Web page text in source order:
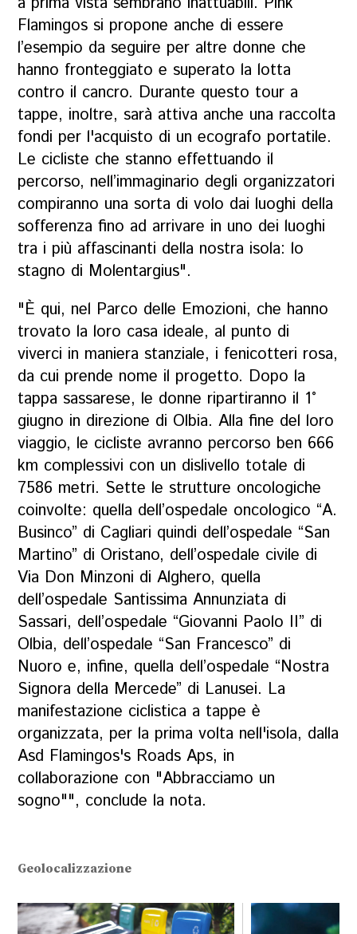
Flamingos si propone anche di essere
l’esempio da seguire per altre donne che
hanno fronteggiato e superato la lotta
contro il cancro. Durante questo tour a
tappe, inoltre, sarà attiva anche una raccolta
fondi per l'acquisto di un ecografo portatile.
Le cicliste che stanno effettuando il
percorso, nell’immaginario degli organizzatori
compiranno una sorta di volo dai luoghi della
sofferenza fino ad arrivare in uno dei luoghi
tra i più affascinanti della nostra isola: lo
stagno di Molentargius".
"È qui, nel Parco delle Emozioni, che hanno
trovato la loro casa ideale, al punto di
viverci in maniera stanziale, i fenicotteri rosa,
da cui prende nome il progetto. Dopo la
tappa sassarese, le donne ripartiranno il 1°
giugno in direzione di Olbia. Alla fine del loro
viaggio, le cicliste avranno percorso ben 666
km complessivi con un dislivello totale di
7586 metri. Sette le strutture oncologiche
coinvolte: quella dell’ospedale oncologico “A.
Businco” di Cagliari quindi dell’ospedale “San
Martino” di Oristano, dell’ospedale civile di
Via Don Minzoni di Alghero, quella
dell’ospedale Santissima Annunziata di
Sassari, dell’ospedale “Giovanni Paolo II” di
Olbia, dell’ospedale “San Francesco” di
Nuoro e, infine, quella dell’ospedale “Nostra
Signora della Mercede” di Lanusei. La
manifestazione ciclistica a tappe è
organizzata, per la prima volta nell'isola, dalla
Asd Flamingos's Roads Aps, in
collaborazione con "Abbracciamo un
sogno"", conclude la nota.
Geolocalizzazione